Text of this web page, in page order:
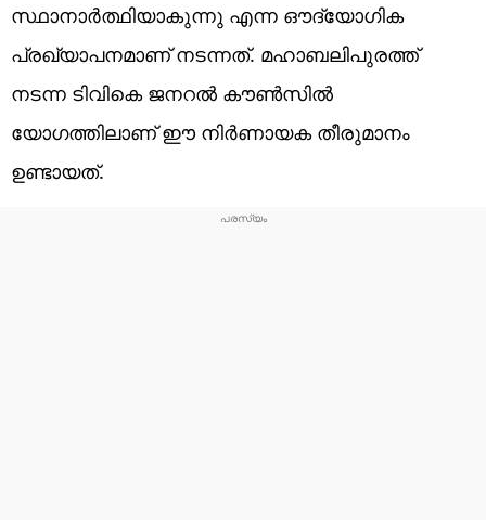
സ്ഥാനാർത്ഥിയാകുന്നു എന്ന ഔദ്യോ​ഗിക
പ്രഖ്യാപനമാണ് നടന്നത്. മഹാബലിപുരത്ത്
നടന്ന ടിവികെ ജനറൽ കൗൺസിൽ
യോഗത്തിലാണ് ഈ നിർണായക തീരുമാനം
ഉണ്ടായത്.